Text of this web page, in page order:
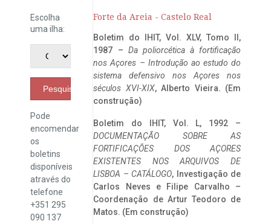
Escolha
uma ilha:
Pesquisar
Pode
encomendar
os
boletins
disponíveis
através do
telefone
+351 295
090 137
Forte da Areia - Castelo Real
Boletim do IHIT, Vol. XLV, Tomo II,
1987 – Da poliorcética à fortificação
nos Açores – Introdução ao estudo do
sistema defensivo nos Açores nos
séculos XVI-XIX, Alberto Vieira. (Em
construção)
Boletim do IHIT, Vol. L, 1992 –
DOCUMENTAÇÃO SOBRE AS
FORTIFICAÇÕES DOS AÇORES
EXISTENTES NOS ARQUIVOS DE
LISBOA – CATÁLOGO, Investigação de
Carlos Neves e Filipe Carvalho –
Coordenação de Artur Teodoro de
Matos. (Em construção)